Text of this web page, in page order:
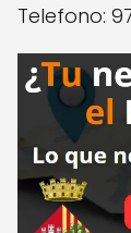
Telefono: